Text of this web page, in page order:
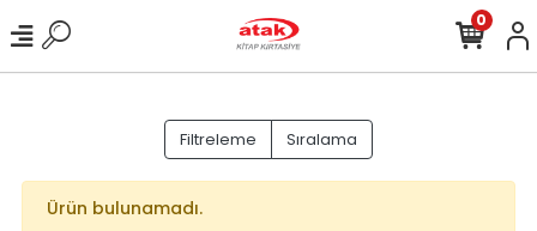
0
Filtreleme Sıralama
Ürün bulunamadı.